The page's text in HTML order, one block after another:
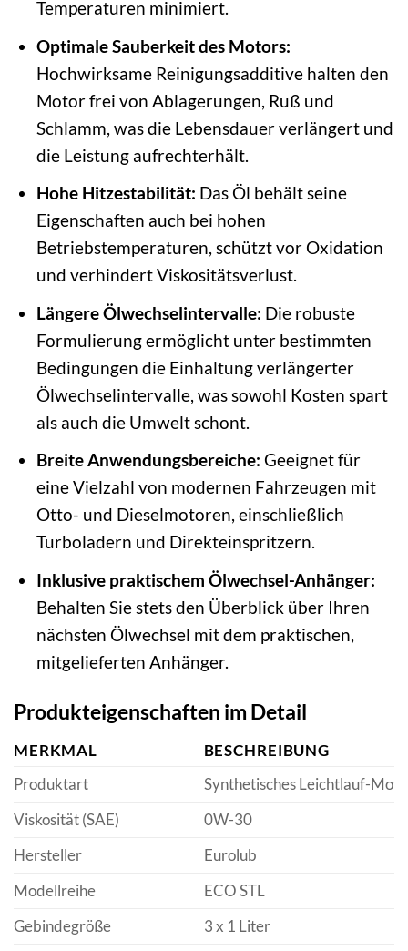
Temperaturen minimiert.
Optimale Sauberkeit des Motors:
Hochwirksame Reinigungsadditive halten den
Motor frei von Ablagerungen, Ruß und
Schlamm, was die Lebensdauer verlängert und
die Leistung aufrechterhält.
Hohe Hitzestabilität: Das Öl behält seine
Eigenschaften auch bei hohen
Betriebstemperaturen, schützt vor Oxidation
und verhindert Viskositätsverlust.
Längere Ölwechselintervalle: Die robuste
Formulierung ermöglicht unter bestimmten
Bedingungen die Einhaltung verlängerter
Ölwechselintervalle, was sowohl Kosten spart
als auch die Umwelt schont.
Breite Anwendungsbereiche: Geeignet für
eine Vielzahl von modernen Fahrzeugen mit
Otto- und Dieselmotoren, einschließlich
Turboladern und Direkteinspritzern.
Inklusive praktischem Ölwechsel-Anhänger:
Behalten Sie stets den Überblick über Ihren
nächsten Ölwechsel mit dem praktischen,
mitgelieferten Anhänger.
Produkteigenschaften im Detail
MERKMAL
BESCHREIBUNG
Produktart
Synthetisches Leichtlauf-
Viskosität (SAE)
0W-30
Hersteller
Eurolub
Modellreihe
ECO STL
Gebindegröße
3 x 1 Liter